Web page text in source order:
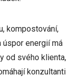
kompostování,
úspor energií má
od svého klienta,
konzultanti